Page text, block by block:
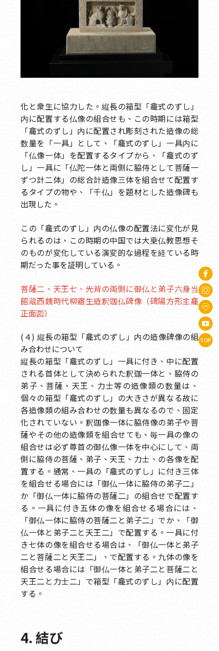
化と衆生に協力した。縦長の箱型「龕式のずし」
内に配置する仏像の組合せも、この時期には箱型
「龕式のずし」内に配置され彫刻された造像の総
数量を「一具」として、「龕式のずし」一具内に
「仏像一体」を配置するタイプから、「龕式のず
し」一具に「仏陀一体と両側に脇侍として菩薩一
ずつ計二体」の総合計造像三体を組合せて配置す
るタイプの物や、「千仏」を題材とした造像碑も
出現した。
この「龕式のずし」内の仏像の配置法に変化が見
られるのは、この時期の中国では大乗仏教思想そ
のものが変化している演変的な過程を経ている時
期だった事を証明している。
菩薩二、天王七、光背の両側に御仏と弟子六身当
館蔵西魏時代柳寤生造釈迦仏碑像（碑陽方形主龕
正面図）
(４) 縦長の箱型「龕式のずし」内の造像碑像の組
み合わせについて
縦長の箱型「龕式のずし」一具に付き、中に配置
される首体として決められた釈迦一体と、脇侍の
弟子、菩薩、天王、力士等の造像類の数量は、
個々の箱型「龕式のずし」の大きさが異なる故に
各造像類の組み合わせの数量も異なるので、固定
化されていない。釈迦像一体に脇侍像の弟子や菩
薩やその他の造像類を組合せても、毎一具の像の
組合せは必ず尊首の御仏像一体を中心にして、両
側に脇侍の菩薩、弟子、天王、力士、の各像を配
置する。通常、一具の「龕式のずし」に付き三体
を組合せる場合には「御仏一体に脇侍の弟子二」
か「御仏一体に脇侍の菩薩二」の組合せで配置す
る。一具に付き五体の像を組合せる場合には、
「御仏一体に脇侍の菩薩二と弟子二」でか、「御
仏一体と弟子二と天王二」で配置する。一具に付
き七体の像を組合せる場合は、「御仏一体と弟子
二と菩薩二と天王二」、で配置する。九体の像を
組合せる場合には「御仏一体と弟子二と菩薩二と
天王二と力士二」で箱型「龕式のずし」内に配置
する。
4. 結び
TOP